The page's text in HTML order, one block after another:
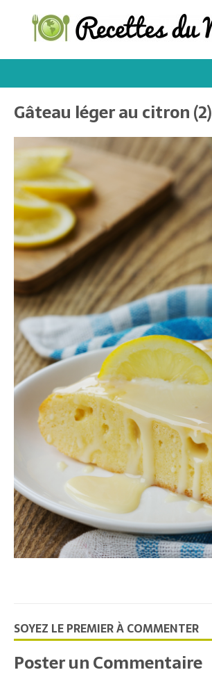
Gâteau léger au citron (2)
SOYEZ LE PREMIER À COMMENTER
Poster un Commentaire